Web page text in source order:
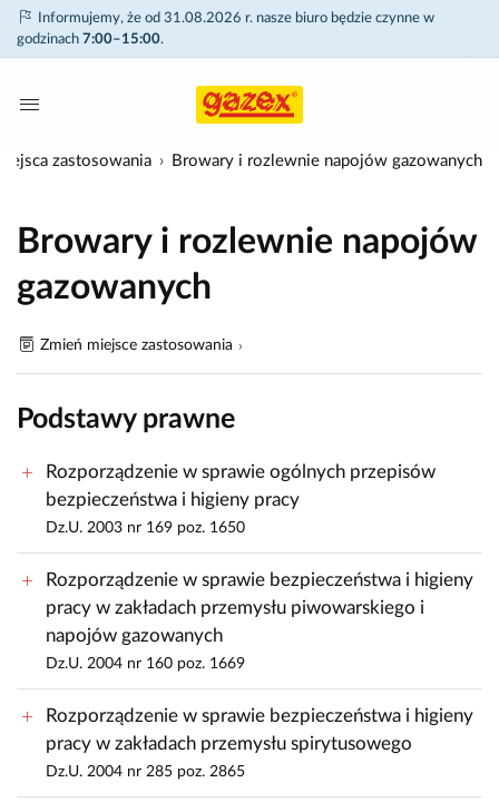
Informujemy, że od 31.08.2026 r. nasze biuro będzie czynne w
godzinach 7:00–15:00.
zastosowania Browary i rozlewnie napojów gazowanych
Browary i rozlewnie napojów
gazowanych
Zmień miejsce zastosowania
Podstawy prawne
Rozporządzenie w sprawie ogólnych przepisów
bezpieczeństwa i higieny pracy
Dz.U. 2003 nr 169 poz. 1650
Rozporządzenie w sprawie bezpieczeństwa i higieny
pracy w zakładach przemysłu piwowarskiego i
napojów gazowanych
Dz.U. 2004 nr 160 poz. 1669
Rozporządzenie w sprawie bezpieczeństwa i higieny
pracy w zakładach przemysłu spirytusowego
Dz.U. 2004 nr 285 poz. 2865